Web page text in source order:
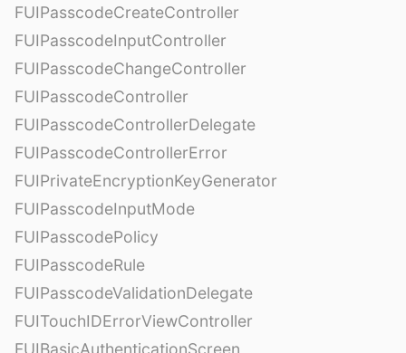
FUIPasscodeCreateController
FUIPasscodeInputController
FUIPasscodeChangeController
FUIPasscodeController
FUIPasscodeControllerDelegate
FUIPasscodeControllerError
FUIPrivateEncryptionKeyGenerator
FUIPasscodeInputMode
FUIPasscodePolicy
FUIPasscodeRule
FUIPasscodeValidationDelegate
FUITouchIDErrorViewController
FUIBasicAuthenticationScreen